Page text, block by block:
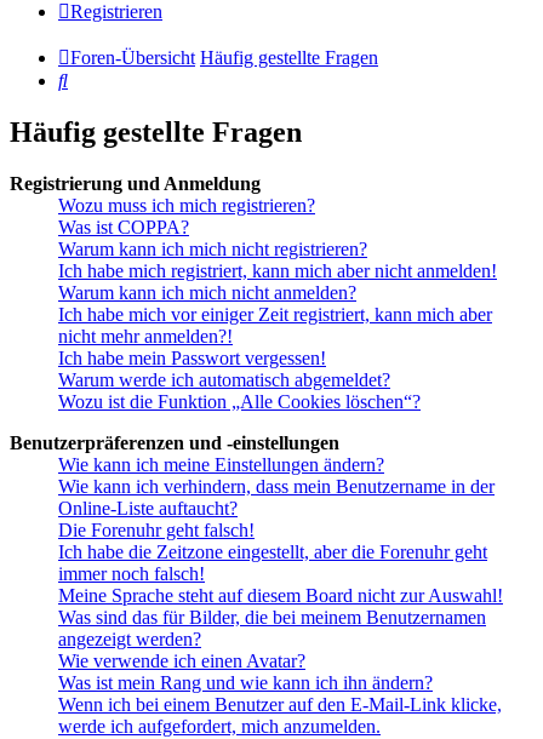
Registrieren
Foren-Übersicht Häufig gestellte Fragen
Suche
Häufig gestellte Fragen
Registrierung und Anmeldung
Wozu muss ich mich registrieren?
Was ist COPPA?
Warum kann ich mich nicht registrieren?
Ich habe mich registriert, kann mich aber nicht anmelden!
Warum kann ich mich nicht anmelden?
Ich habe mich vor einiger Zeit registriert, kann mich aber
nicht mehr anmelden?!
Ich habe mein Passwort vergessen!
Warum werde ich automatisch abgemeldet?
Wozu ist die Funktion „Alle Cookies löschen“?
Benutzerpräferenzen und -einstellungen
Wie kann ich meine Einstellungen ändern?
Wie kann ich verhindern, dass mein Benutzername in der
Online-Liste auftaucht?
Die Forenuhr geht falsch!
Ich habe die Zeitzone eingestellt, aber die Forenuhr geht
immer noch falsch!
Meine Sprache steht auf diesem Board nicht zur Auswahl!
Was sind das für Bilder, die bei meinem Benutzernamen
angezeigt werden?
Wie verwende ich einen Avatar?
Was ist mein Rang und wie kann ich ihn ändern?
Wenn ich bei einem Benutzer auf den E-Mail-Link klicke,
werde ich aufgefordert, mich anzumelden.